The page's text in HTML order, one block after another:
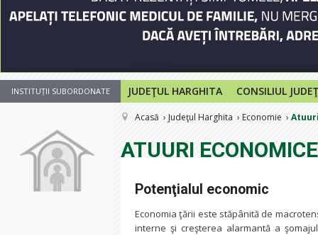
12
INSTITUȚII SUBORDONATE JUDEŢUL HARGHITA CONSILIUL
Acasă Judeţul Harghita Economie
ATUURI ECONOMICE
Potenţialul economic
Economia ţării este stăpânită de
interne şi creşterea alarmantă a